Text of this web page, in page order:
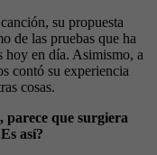
su propuesta
de las pruebas que ha
hoy en día. Asimismo, a
contó su experiencia
cosas.
parece que surgiera
así?